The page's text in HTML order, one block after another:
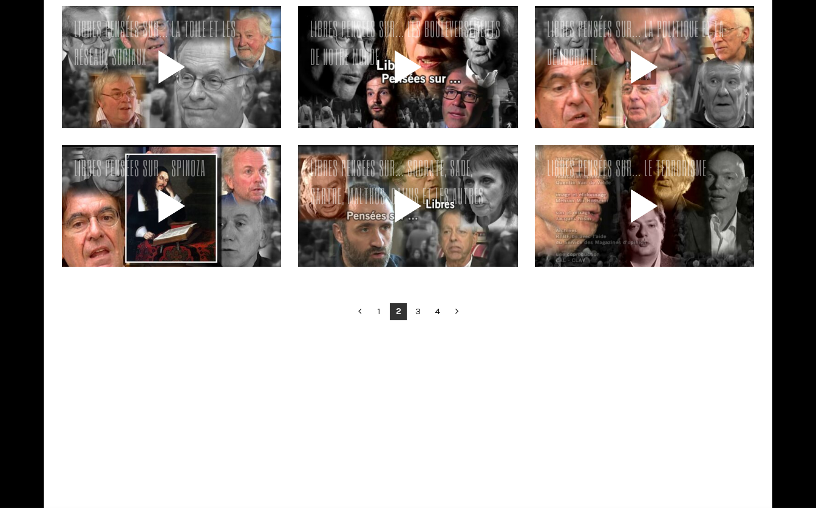
LIBRES PENSÉES SUR… LA TOILE ET LES
RÉSEAUX SOCIAUX
LIBRES PENSÉES SUR… LES BOULEVERSEMENTS
DE NOTRE MONDE
LIBRES PENSÉES SUR… LA POLITIQUE ET LA
DÉMOCRATIE
LIBRES PENSÉES SUR… SPINOZA
LIBRES PENSÉES SUR… SOCRATE, SADE,
SARTRE, MALTHUS, CAMUS ET LES AUTRES
LIBRES PENSÉES SUR… LE TERRORISME
1 2 3 4